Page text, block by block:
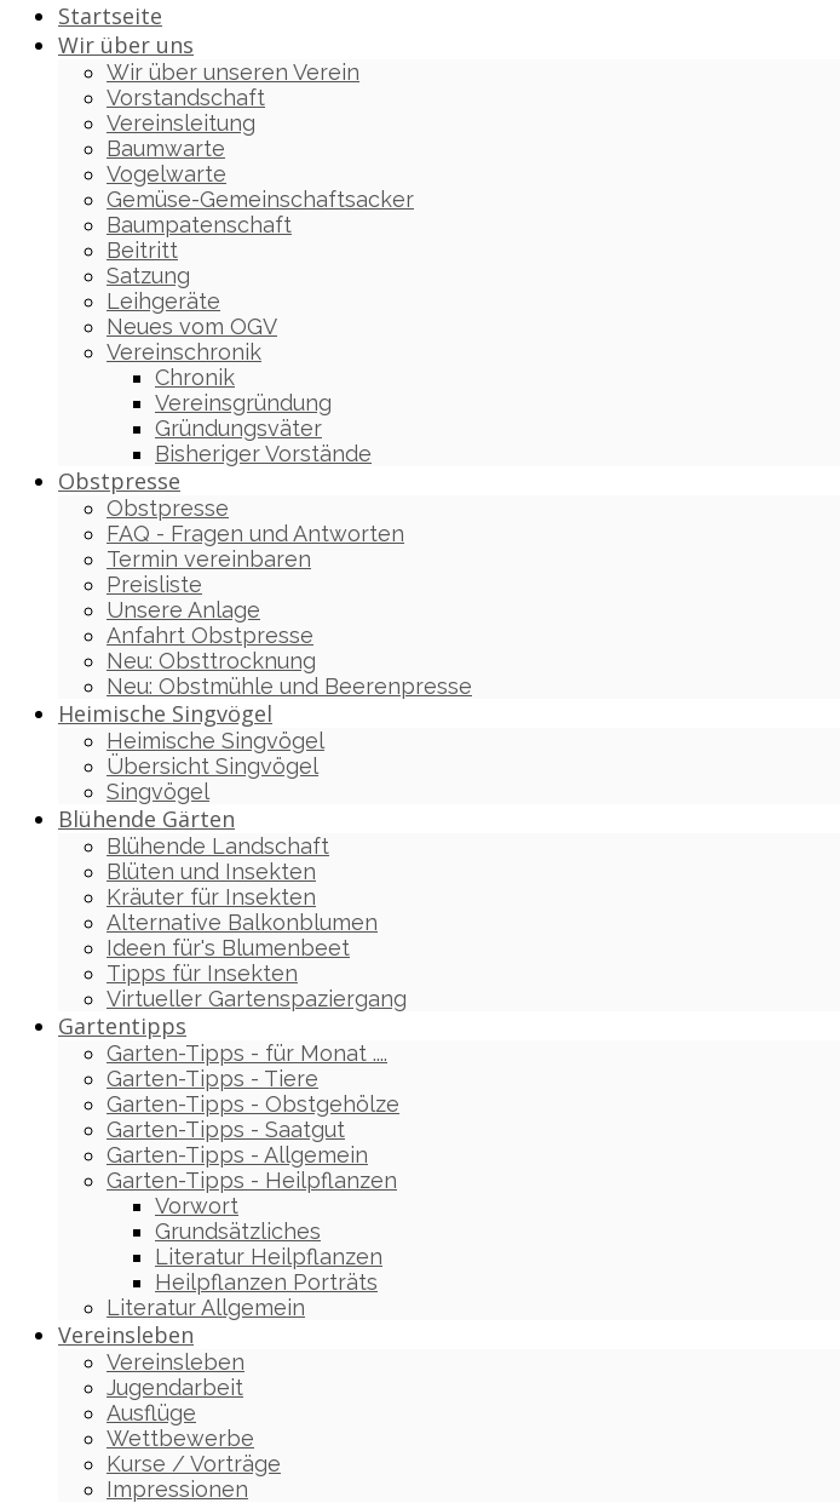
Startseite
Wir über uns
Wir über unseren Verein
Vorstandschaft
Vereinsleitung
Baumwarte
Vogelwarte
Gemüse-Gemeinschaftsacker
Baumpatenschaft
Beitritt
Satzung
Leihgeräte
Neues vom OGV
Vereinschronik
Chronik
Vereinsgründung
Gründungsväter
Bisheriger Vorstände
Obstpresse
Obstpresse
FAQ - Fragen und Antworten
Termin vereinbaren
Preisliste
Unsere Anlage
Anfahrt Obstpresse
Neu: Obsttrocknung
Neu: Obstmühle und Beerenpresse
Heimische Singvögel
Heimische Singvögel
Übersicht Singvögel
Singvögel
Blühende Gärten
Blühende Landschaft
Blüten und Insekten
Kräuter für Insekten
Alternative Balkonblumen
Ideen für's Blumenbeet
Tipps für Insekten
Virtueller Gartenspaziergang
Gartentipps
Garten-Tipps - für Monat ....
Garten-Tipps - Tiere
Garten-Tipps - Obstgehölze
Garten-Tipps - Saatgut
Garten-Tipps - Allgemein
Garten-Tipps - Heilpflanzen
Vorwort
Grundsätzliches
Literatur Heilpflanzen
Heilpflanzen Porträts
Literatur Allgemein
Vereinsleben
Vereinsleben
Jugendarbeit
Ausflüge
Wettbewerbe
Kurse / Vorträge
Impressionen